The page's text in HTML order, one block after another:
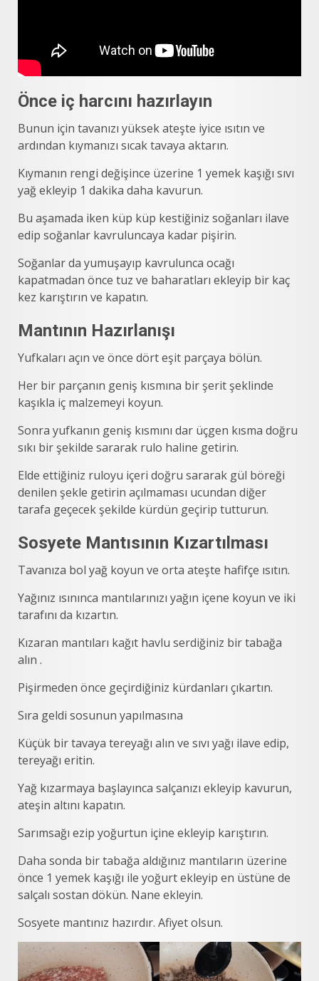
Önce iç harcını hazırlayın
Bunun için tavanızı yüksek ateşte iyice ısıtın ve
ardından kıymanızı sıcak tavaya aktarın.
Kıymanın rengi değişince üzerine 1 yemek kaşığı sıvı
yağ ekleyip 1 dakika daha kavurun.
Bu aşamada iken küp küp kestiğiniz soğanları ilave
edip soğanlar kavruluncaya kadar pişirin.
Soğanlar da yumuşayıp kavrulunca ocağı
kapatmadan önce tuz ve baharatları ekleyip bir kaç
kez karıştırın ve kapatın.
Mantının Hazırlanışı
Yufkaları açın ve önce dört eşit parçaya bölün.
Her bir parçanın geniş kısmına bir şerit şeklinde
kaşıkla iç malzemeyi koyun.
Sonra yufkanın geniş kısmını dar üçgen kısma doğru
sıkı bir şekilde sararak rulo haline getirin.
Elde ettiğiniz ruloyu içeri doğru sararak gül böreği
denilen şekle getirin açılmaması ucundan diğer
tarafa geçecek şekilde kürdün geçirip tutturun.
Sosyete Mantısının Kızartılması
Tavanıza bol yağ koyun ve orta ateşte hafifçe ısıtın.
Yağınız ısınınca mantılarınızı yağın içene koyun ve iki
tarafını da kızartın.
Kızaran mantıları kağıt havlu serdiğiniz bir tabağa
alın .
Pişirmeden önce geçirdiğiniz kürdanları çıkartın.
Sıra geldi sosunun yapılmasına
Küçük bir tavaya tereyağı alın ve sıvı yağı ilave edip,
tereyağı eritin.
Yağ kızarmaya başlayınca salçanızı ekleyip kavurun,
ateşin altını kapatın.
Sarımsağı ezip yoğurtun içine ekleyip karıştırın.
Daha sonda bir tabağa aldığınız mantıların üzerine
önce 1 yemek kaşığı ile yoğurt ekleyip en üstüne de
salçalı sostan dökün. Nane ekleyin.
Sosyete mantınız hazırdır. Afiyet olsun.